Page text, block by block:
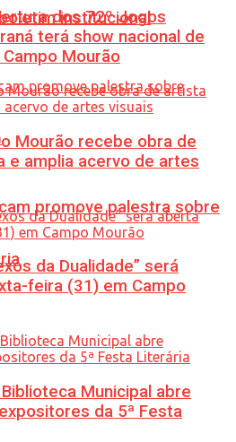
institucional
promove palestra sobre
dos 72º Jogos
terá show nacional de
Mourão
Mourão recebe obra de
e amplia acervo de artes
da Dualidade” será
feira (31) em Campo
Municipal abre
da 5ª Festa